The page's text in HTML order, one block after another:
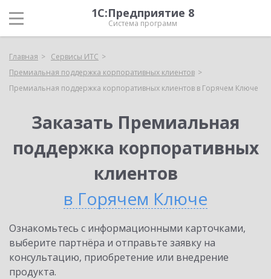
1С:Предприятие 8
Система программ
Главная
Сервисы ИТС
Премиальная поддержка корпоративных клиентов
Премиальная поддержка корпоративных клиентов в Горячем Ключе
Заказать Премиальная
поддержка корпоративных
клиентов
в Горячем Ключе
Ознакомьтесь с информационными карточками,
выберите партнёра и отправьте заявку на
консультацию, приобретение или внедрение
продукта.